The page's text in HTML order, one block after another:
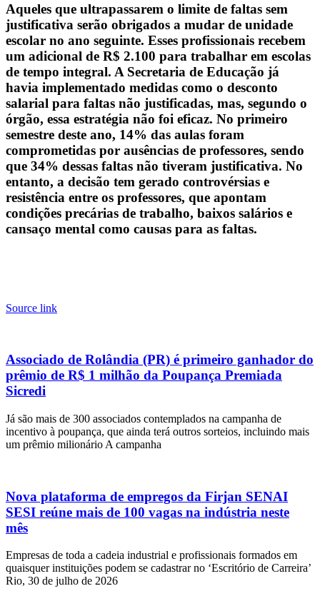
Aqueles que ultrapassarem o limite de faltas sem
justificativa serão obrigados a mudar de unidade
escolar no ano seguinte. Esses profissionais recebem
um adicional de R$ 2.100 para trabalhar em escolas
de tempo integral. A Secretaria de Educação já
havia implementado medidas como o desconto
salarial para faltas não justificadas, mas, segundo o
órgão, essa estratégia não foi eficaz. No primeiro
semestre deste ano, 14% das aulas foram
comprometidas por ausências de professores, sendo
que 34% dessas faltas não tiveram justificativa. No
entanto, a decisão tem gerado controvérsias e
resistência entre os professores, que apontam
condições precárias de trabalho, baixos salários e
cansaço mental como causas para as faltas.
Source link
Associado de Rolândia (PR) é primeiro ganhador do
prêmio de R$ 1 milhão da Poupança Premiada
Sicredi
Já são mais de 300 associados contemplados na campanha de
incentivo à poupança, que ainda terá outros sorteios, incluindo mais
um prêmio milionário A campanha
Nova plataforma de empregos da Firjan SENAI
SESI reúne mais de 100 vagas na indústria neste
mês
Empresas de toda a cadeia industrial e profissionais formados em
quaisquer instituições podem se cadastrar no ‘Escritório de Carreira’
Rio, 30 de julho de 2026